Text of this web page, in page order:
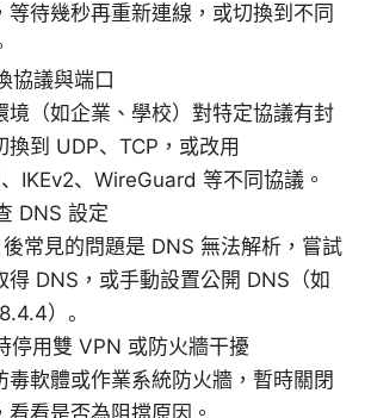
等待幾秒再重新連線，或切換到不同
協議與端口
境（如企業、學校）對特定協議有封
換到 UDP、TCP，或改用
IKEv2、WireGuard 等不同協議。
DNS 設定
常見的問題是 DNS 無法解析，嘗試
得 DNS，或手動設置公開 DNS（如
）。
停用雙 VPN 或防火牆干擾
毒軟體或作業系統防火牆，暫時關閉